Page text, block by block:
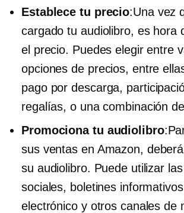
Establece tu precio:Una vez
cargado tu audiolibro, es hora
el precio. Puedes elegir entre
opciones de precios, entre
pago por descarga,
regalías, o una combinación
Promociona tu audiolibro
sus ventas en Amazon,
su audiolibro. Puede utilizar
sociales, boletines
electrónico y otros canales de